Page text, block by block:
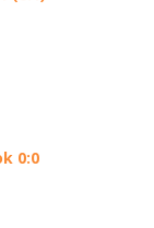
0:0